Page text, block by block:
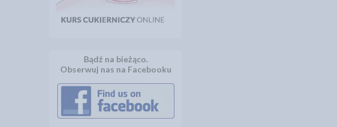
Bądź na bieżąco.
Obserwuj nas na Facebooku